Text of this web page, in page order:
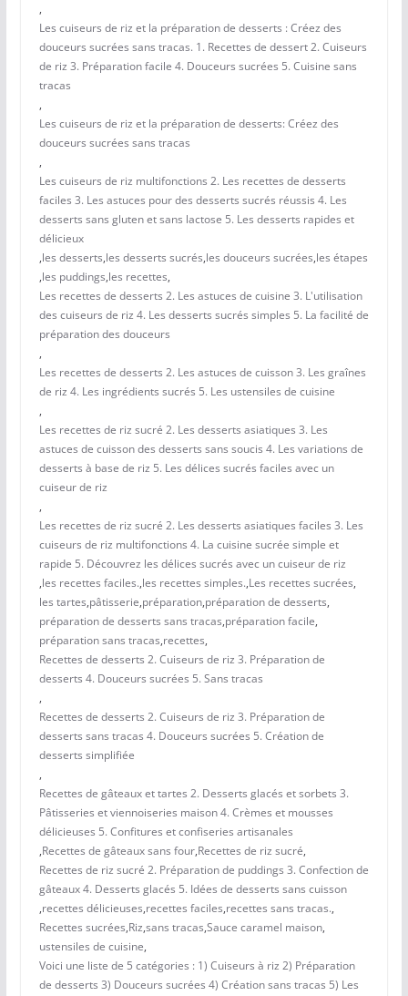
,
Les cuiseurs de riz et la préparation de desserts : Créez des
douceurs sucrées sans tracas. 1. Recettes de dessert 2. Cuiseurs
de riz 3. Préparation facile 4. Douceurs sucrées 5. Cuisine sans
tracas
,
Les cuiseurs de riz et la préparation de desserts: Créez des
douceurs sucrées sans tracas
,
Les cuiseurs de riz multifonctions 2. Les recettes de desserts
faciles 3. Les astuces pour des desserts sucrés réussis 4. Les
desserts sans gluten et sans lactose 5. Les desserts rapides et
délicieux
,les desserts,les desserts sucrés,les douceurs sucrées,les étapes
,les puddings,les recettes,
Les recettes de desserts 2. Les astuces de cuisine 3. L'utilisation
des cuiseurs de riz 4. Les desserts sucrés simples 5. La facilité de
préparation des douceurs
,
Les recettes de desserts 2. Les astuces de cuisson 3. Les graînes
de riz 4. Les ingrédients sucrés 5. Les ustensiles de cuisine
,
Les recettes de riz sucré 2. Les desserts asiatiques 3. Les
astuces de cuisson des desserts sans soucis 4. Les variations de
desserts à base de riz 5. Les délices sucrés faciles avec un
cuiseur de riz
,
Les recettes de riz sucré 2. Les desserts asiatiques faciles 3. Les
cuiseurs de riz multifonctions 4. La cuisine sucrée simple et
rapide 5. Découvrez les délices sucrés avec un cuiseur de riz
,les recettes faciles.,les recettes simples.,Les recettes sucrées,
les tartes,pâtisserie,préparation,préparation de desserts,
préparation de desserts sans tracas,préparation facile,
préparation sans tracas,recettes,
Recettes de desserts 2. Cuiseurs de riz 3. Préparation de
desserts 4. Douceurs sucrées 5. Sans tracas
,
Recettes de desserts 2. Cuiseurs de riz 3. Préparation de
desserts sans tracas 4. Douceurs sucrées 5. Création de
desserts simplifiée
,
Recettes de gâteaux et tartes 2. Desserts glacés et sorbets 3.
Pâtisseries et viennoiseries maison 4. Crèmes et mousses
délicieuses 5. Confitures et confiseries artisanales
,Recettes de gâteaux sans four,Recettes de riz sucré,
Recettes de riz sucré 2. Préparation de puddings 3. Confection de
gâteaux 4. Desserts glacés 5. Idées de desserts sans cuisson
,recettes délicieuses,recettes faciles,recettes sans tracas.,
Recettes sucrées,Riz,sans tracas,Sauce caramel maison,
ustensiles de cuisine,
Voici une liste de 5 catégories : 1) Cuiseurs à riz 2) Préparation
de desserts 3) Douceurs sucrées 4) Création sans tracas 5) Les